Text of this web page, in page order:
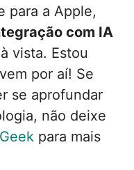
para a Apple,
com IA
à vista. Estou
por aí! Se
se aprofundar
não deixe
para mais